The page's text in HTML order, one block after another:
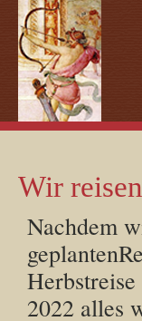
Direkt zum Inhalt
Wir
Nachdem
2022 alles